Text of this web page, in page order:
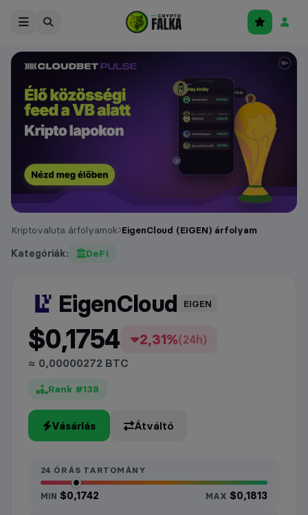
Kriptovaluta árfolyamok EigenCloud (EIGEN) árfolyam
Kategóriák: DeFi
EigenCloud árfolyam
EIGEN
$0,1754 2,31%(24h)
≈ 0,00000272 BTC
Rank #138
Vásárlás Átváltó
24 ÓRÁS TARTOMÁNY
MIN $0,1742 MAX $0,1813